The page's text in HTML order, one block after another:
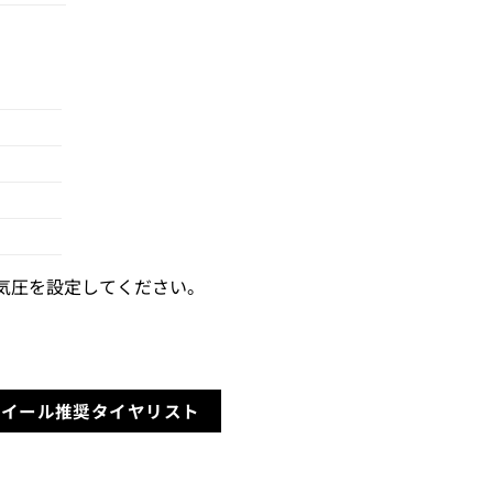
を設定してください。
ール推奨タイヤリスト